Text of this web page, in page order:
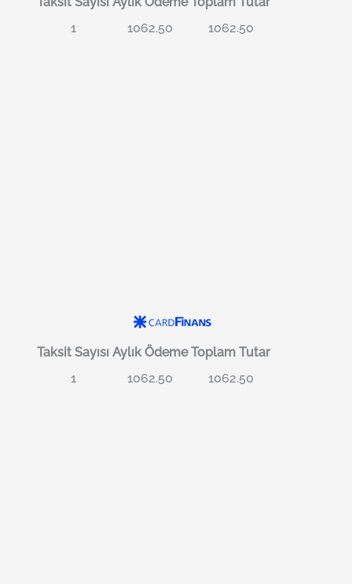
1
1062.50 1062.50
Taksit Sayısı Aylık Ödeme Toplam Tutar
1
1062.50 1062.50